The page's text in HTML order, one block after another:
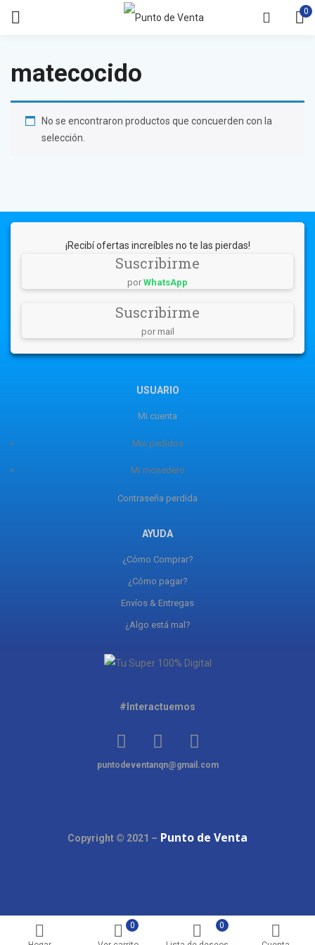
0
0
0
matecocido
No se encontraron productos que concuerden con la
selección.
¡Recibí ofertas increíbles no te las pierdas!
Suscribirme
por WhatsApp
Suscribirme
por mail
USUARIO
Mi cuenta
Mis pedidos
Mi monedero
Contraseña perdida
AYUDA
¿Cómo Comprar?
¿Cómo pagar?
Envíos & Entregas
¿Algo está mal?
#Interactuemos
puntodeventanqn@gmail.com
Copyright © 2021 – Punto de Venta